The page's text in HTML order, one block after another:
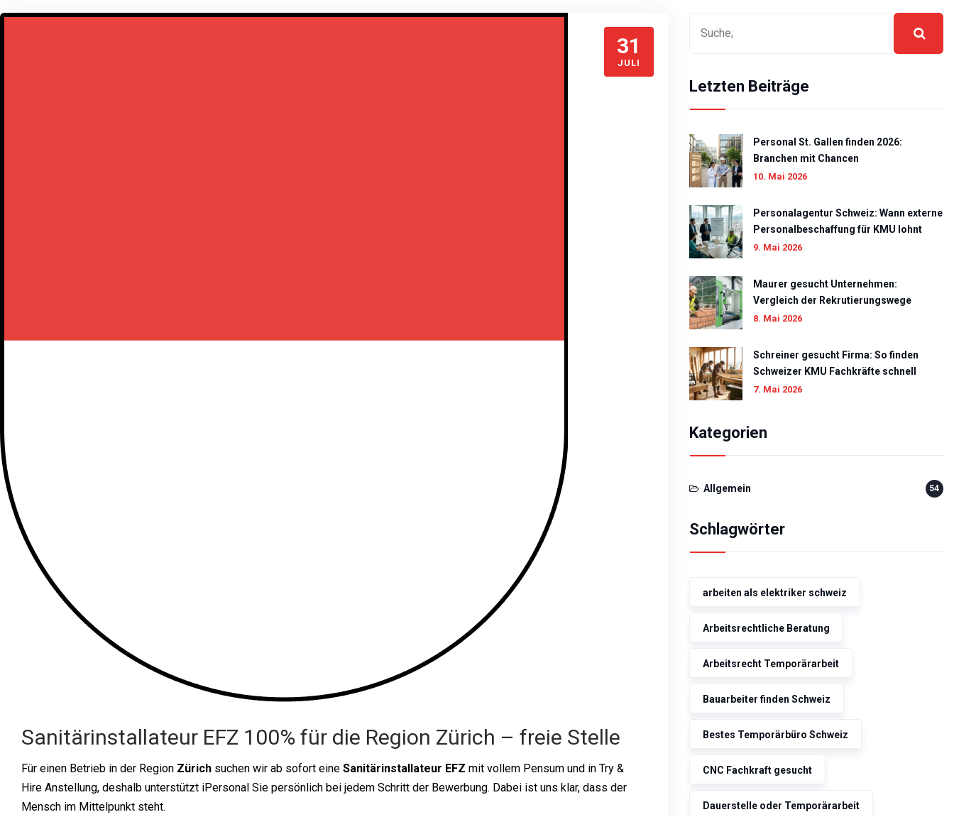
31
JULI
Sanitärinstallateur EFZ 100% für die Region Zürich – freie Stelle
Für einen Betrieb in der Region Zürich suchen wir ab sofort eine Sanitärinstallateur EFZ mit vollem Pensum und in Try &
Hire Anstellung, deshalb unterstützt iPersonal Sie persönlich bei jedem Schritt der Bewerbung. Dabei ist uns klar, dass der
Mensch im Mittelpunkt steht.
Letzten Beiträge
Personal St. Gallen finden 2026:
Branchen mit Chancen
10. Mai 2026
Personalagentur Schweiz: Wann externe
Personalbeschaffung für KMU lohnt
9. Mai 2026
Maurer gesucht Unternehmen:
Vergleich der Rekrutierungswege
8. Mai 2026
Schreiner gesucht Firma: So finden
Schweizer KMU Fachkräfte schnell
7. Mai 2026
Kategorien
Allgemein 54
Schlagwörter
arbeiten als elektriker schweiz
Arbeitsrechtliche Beratung
Arbeitsrecht Temporärarbeit
Bauarbeiter finden Schweiz
Bestes Temporärbüro Schweiz
CNC Fachkraft gesucht
Dauerstelle oder Temporärarbeit